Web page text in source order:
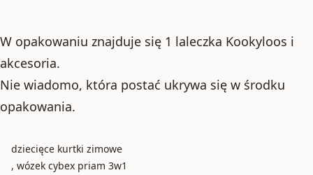
W opakowaniu znajduje się 1 laleczka Kookyloos i
akcesoria.
Nie wiadomo, która postać ukrywa się w środku
opakowania.
dziecięce kurtki zimowe
, wózek cybex priam 3w1